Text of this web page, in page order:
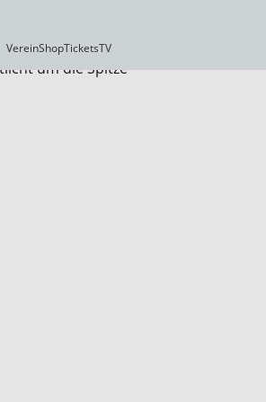
VereinShopTicketsTV
um die Spitze